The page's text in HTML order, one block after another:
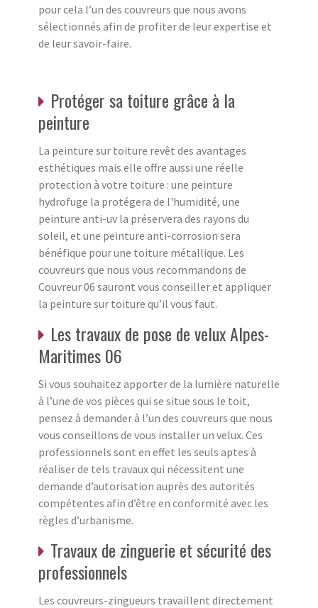
pour cela l’un des couvreurs que nous avons
sélectionnés afin de profiter de leur expertise et
de leur savoir-faire.
Protéger sa toiture grâce à la
peinture
La peinture sur toiture revêt des avantages
esthétiques mais elle offre aussi une réelle
protection à votre toiture : une peinture
hydrofuge la protégera de l'humidité, une
peinture anti-uv la préservera des rayons du
soleil, et une peinture anti-corrosion sera
bénéfique pour une toiture métallique. Les
couvreurs que nous vous recommandons de
Couvreur 06 sauront vous conseiller et appliquer
la peinture sur toiture qu’il vous faut.
Les travaux de pose de velux Alpes-
Maritimes 06
Si vous souhaitez apporter de la lumière naturelle
à l’une de vos pièces qui se situe sous le toit,
pensez à demander à l’un des couvreurs que nous
vous conseillons de vous installer un velux. Ces
professionnels sont en effet les seuls aptes à
réaliser de tels travaux qui nécessitent une
demande d’autorisation auprès des autorités
compétentes afin d’être en conformité avec les
règles d’urbanisme.
Travaux de zinguerie et sécurité des
professionnels
Les couvreurs-zingueurs travaillent directement